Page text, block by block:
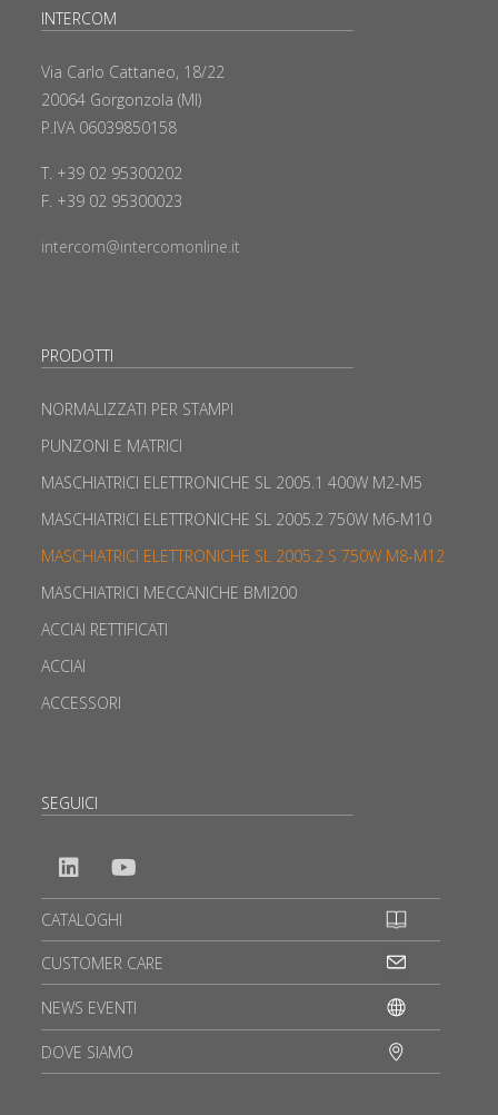
INTERCOM
Via Carlo Cattaneo, 18/22
20064 Gorgonzola (MI)
P.IVA 06039850158
T. +39 02 95300202
F. +39 02 95300023
intercom@intercomonline.it
PRODOTTI
NORMALIZZATI PER STAMPI
PUNZONI E MATRICI
MASCHIATRICI ELETTRONICHE SL 2005.1 400W M2-M5
MASCHIATRICI ELETTRONICHE SL 2005.2 750W M6-M10
MASCHIATRICI ELETTRONICHE SL 2005.2 S 750W M8-M12
MASCHIATRICI MECCANICHE BMI200
ACCIAI RETTIFICATI
ACCIAI
ACCESSORI
SEGUICI
CATALOGHI
CUSTOMER CARE
NEWS EVENTI
DOVE SIAMO